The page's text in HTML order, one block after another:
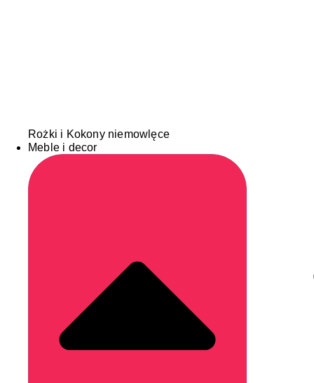
Rożki i Kokony niemowlęce
Meble i decor